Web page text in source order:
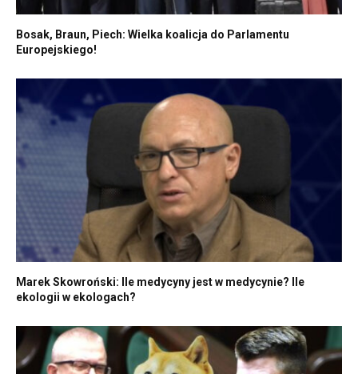
Bosak, Braun, Piech: Wielka koalicja do Parlamentu
Europejskiego!
Marek Skowroński: Ile medycyny jest w medycynie? Ile
ekologii w ekologach?